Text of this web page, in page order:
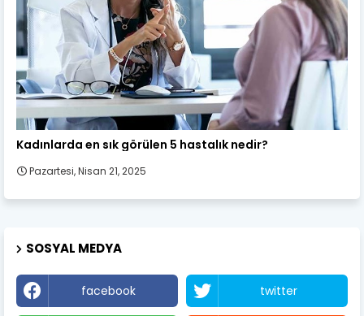
Kadın Sağlığı
Kadınlarda en sık görülen 5 hastalık nedir?
Pazartesi, Nisan 21, 2025
SOSYAL MEDYA
facebook twitter